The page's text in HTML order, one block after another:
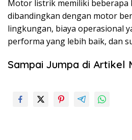
Motor listrik memiliki beberapa
dibandingkan dengan motor
lingkungan, biaya operasional
performa yang lebih baik, dan
Sampai Jumpa di Artikel